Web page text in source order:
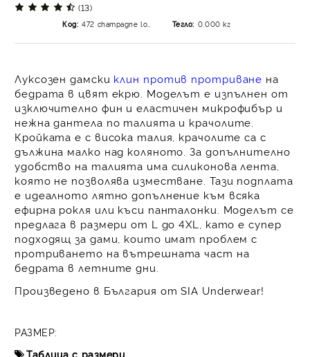
(13)
Код: Тегло: 0.000 кг
Луксозен дамски клин против протриване на
бедрата в цвят екрю. Моделът е изпълнен от
изключително фин и еластичен микрофибър и
нежна дантела по талията и крачолите.
Кройката е с висока талия, крачолите са с
дължина малко над коляното. За допълнително
удобство на талията има силиконова лента,
която не позволява изместване. Тази подплата
е идеалното лятно допълнение към всяка
ефирна рокля или къси панталонки. Моделът се
предлага в размери от L до 4ХL, като е супер
подходящ за дами, които имат проблем с
протриването на вътрешната част на
бедрата в летните дни.
Произведено в България от SIA Underwear!
РАЗМЕР:
Таблица с размери